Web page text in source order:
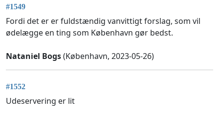
#1549
Fordi det er er fuldstændig vanvittigt forslag, som vil
ødelægge en ting som København gør bedst.
Nataniel Bogs(København, 2023-05-26)
#1552
Udeservering er lit